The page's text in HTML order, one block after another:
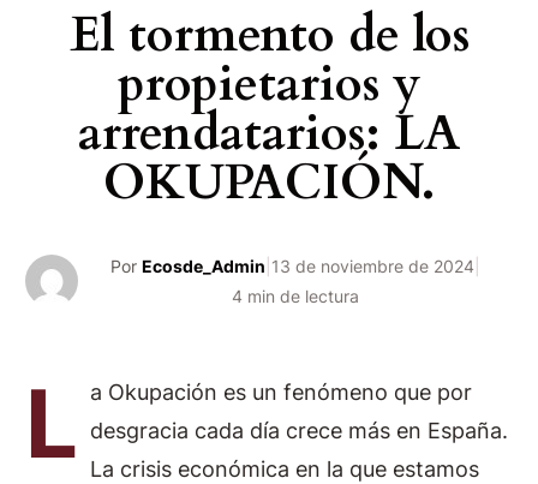
El tormento de los
propietarios y
arrendatarios: LA
OKUPACIÓN.
Por Ecosde_Admin 13 de noviembre de 2024
4 min de lectura
L
a Okupación es un fenómeno que por
desgracia cada día crece más en España.
La crisis económica en la que estamos